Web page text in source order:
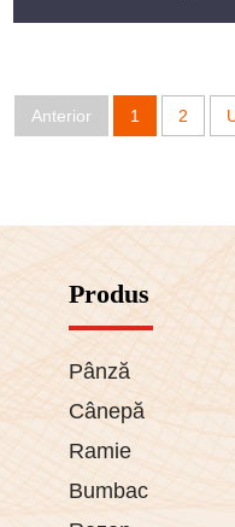
designeri, branduri și
activități în aer liber.
profesionale.
inovație și practicitate.
mediu. Alegând
Anterior 1 2
Produs
Pânză
Cânepă
Ramie
Bumbac